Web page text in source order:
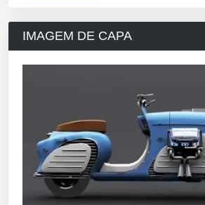
IMAGEM DE CAPA